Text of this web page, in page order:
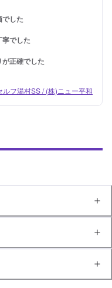
でした
でした
が正確でした
ルフ湯村SS / (株)ニュー平和